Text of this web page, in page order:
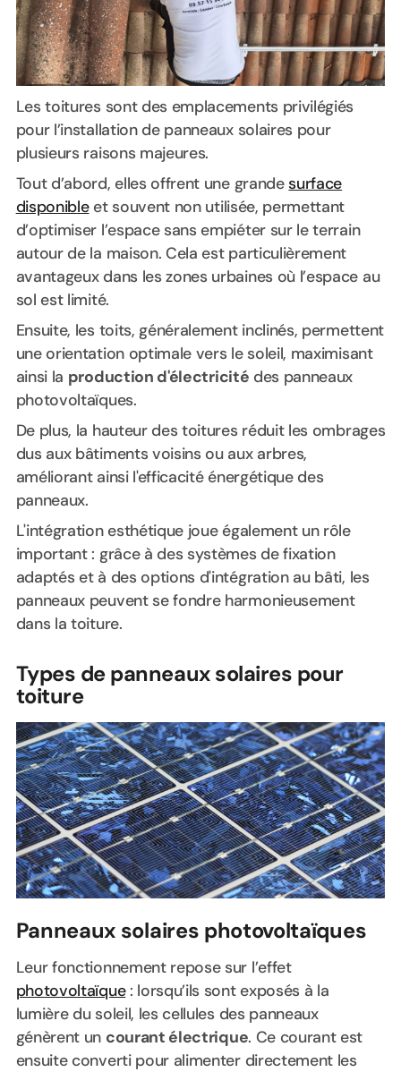
Les toitures sont des emplacements privilégiés
pour l’installation de panneaux solaires pour
plusieurs raisons majeures.
Tout d’abord, elles offrent une grandesurface
disponibleet souvent non utilisée, permettant
d’optimiser l’espace sans empiéter sur le terrain
autour de la maison. Cela est particulièrement
avantageux dans les zones urbaines où l’espace au
sol est limité.
Ensuite, les toits, généralement inclinés, permettent
une orientation optimale vers le soleil, maximisant
ainsi la production d'électricité des panneaux
photovoltaïques.
De plus, la hauteur des toitures réduit les ombrages
dus aux bâtiments voisins ou aux arbres,
améliorant ainsi l'efficacité énergétique des
panneaux.
L'intégration esthétique joue également un rôle
important : grâce à des systèmes de fixation
adaptés et à des options d'intégration au bâti, les
panneaux peuvent se fondre harmonieusement
dans la toiture.
Types de panneaux solaires pour
toiture
Panneaux solaires photovoltaïques
Leur fonctionnement repose sur l’effet
photovoltaïque: lorsqu’ils sont exposés à la
lumière du soleil, les cellules des panneaux
génèrent un courant électrique. Ce courant est
ensuite converti pour alimenter directement les